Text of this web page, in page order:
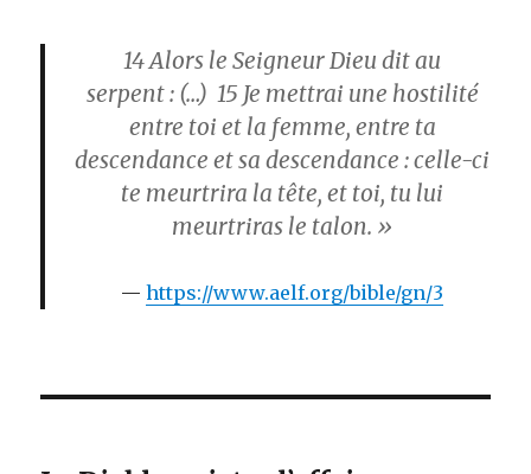
14Alors le Seigneur Dieu dit au
serpent : (…) 15 Je mettrai une hostilité
entre toi et la femme, entre ta
descendance et sa descendance : celle-ci
te meurtrira la tête, et toi, tu lui
meurtriras le talon. »
https://www.aelf.org/bible/gn/3